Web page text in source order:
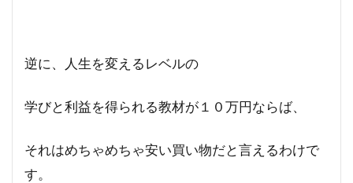
逆に、人生を変えるレベルの
学びと利益を得られる教材が１０万円ならば、
それはめちゃめちゃ安い買い物だと言えるわけで
す。